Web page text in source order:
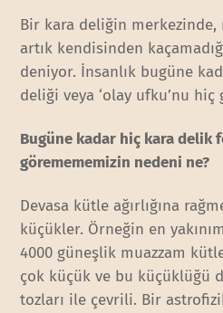
Bir kara deliğin merkezinde,
artık kendisinden
deniyor. İnsanlık bugüne
deliği veya ‘olay ufku’nu hiç
Bugüne kadar hiç kara delik
göremememizin nedeni ne?
Devasa kütle ağırlığına
küçükler. Örneğin en
4000 güneşlik muazzam
çok küçük ve bu küçüklüğü
tozları ile çevrili. Bir